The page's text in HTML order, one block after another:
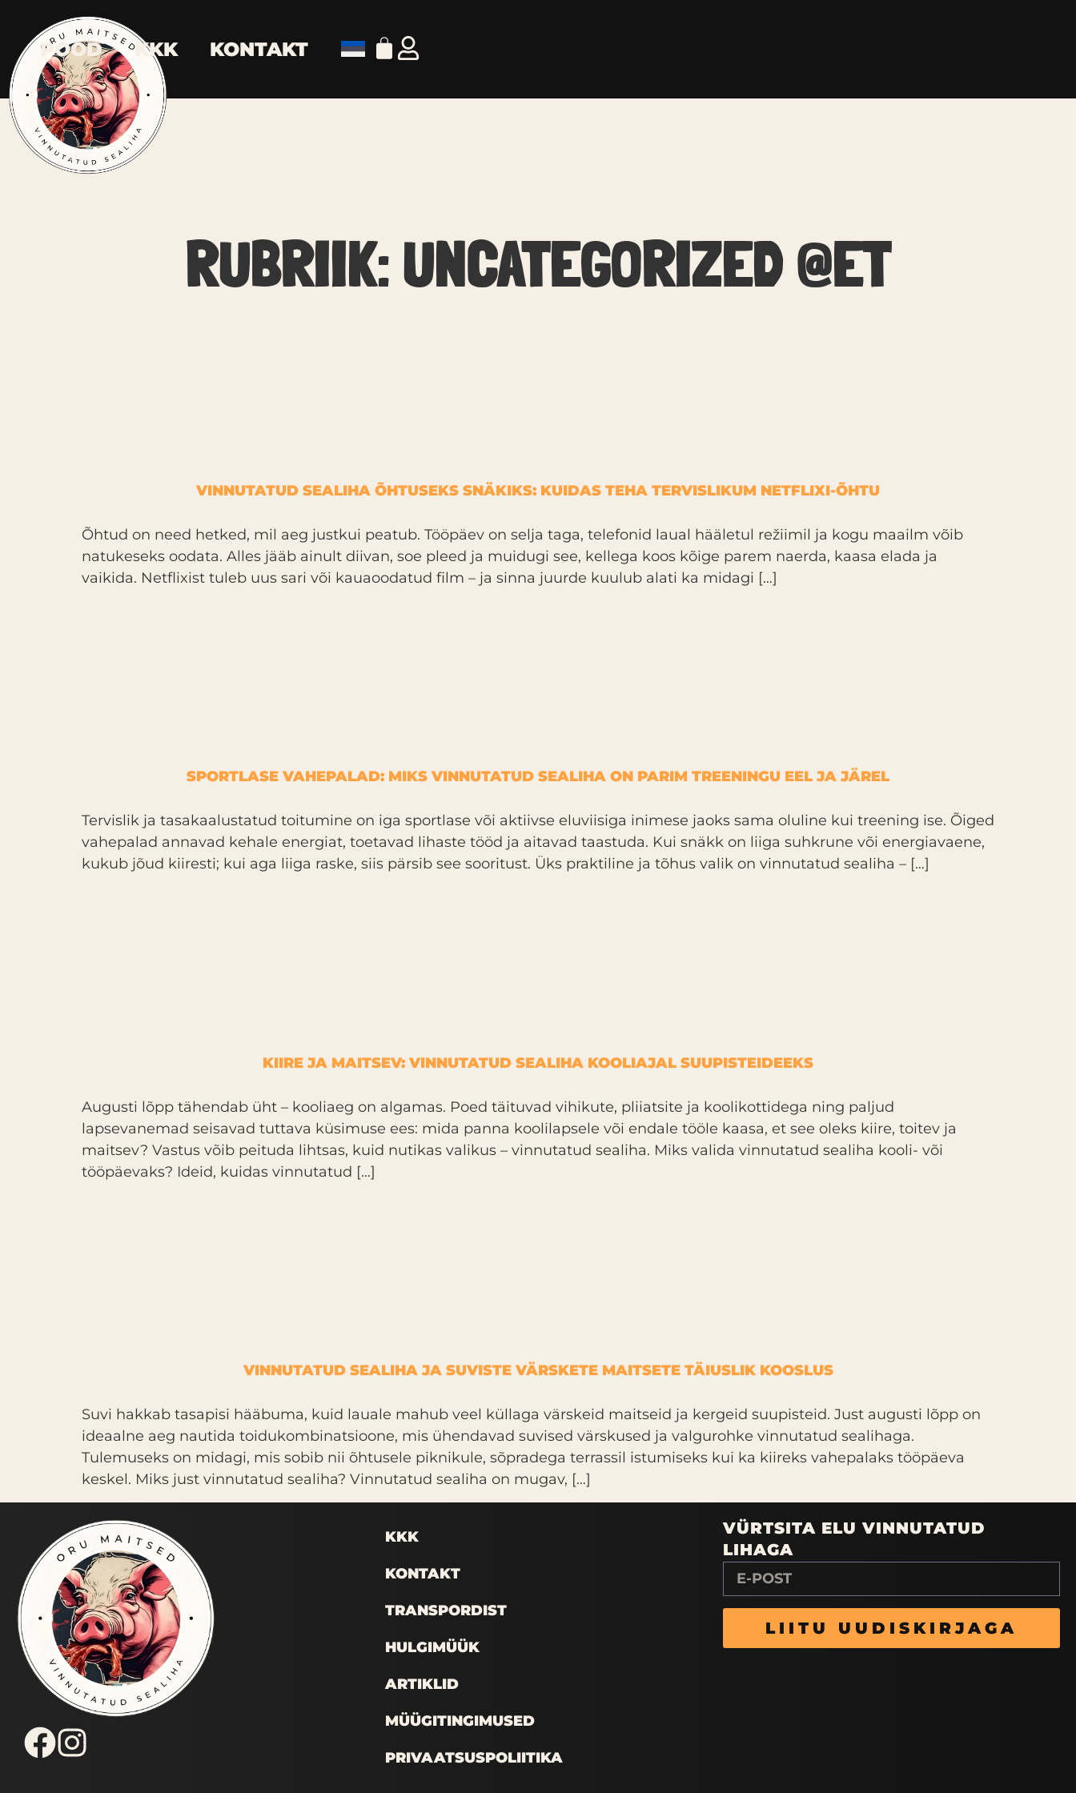
POOD KKK KONTAKT
RUBRIIK:UNCATEGORIZED @ET
VINNUTATUD SEALIHA ÕHTUSEKS SNÄKIKS: KUIDAS TEHA TERVISLIKUM NETFLIXI-ÕHTU
Õhtud on need hetked, mil aeg justkui peatub. Tööpäev on selja taga, telefonid laual hääletul režiimil ja kogu maailm võib
natukeseks oodata. Alles jääb ainult diivan, soe pleed ja muidugi see, kellega koos kõige parem naerda, kaasa elada ja
vaikida. Netflixist tuleb uus sari või kauaoodatud film – ja sinna juurde kuulub alati ka midagi […]
SPORTLASE VAHEPALAD: MIKS VINNUTATUD SEALIHA ON PARIM TREENINGU EEL JA JÄREL
Tervislik ja tasakaalustatud toitumine on iga sportlase või aktiivse eluviisiga inimese jaoks sama oluline kui treening ise. Õiged
vahepalad annavad kehale energiat, toetavad lihaste tööd ja aitavad taastuda. Kui snäkk on liiga suhkrune või energiavaene,
kukub jõud kiiresti; kui aga liiga raske, siis pärsib see sooritust. Üks praktiline ja tõhus valik on vinnutatud sealiha – […]
KIIRE JA MAITSEV: VINNUTATUD SEALIHA KOOLIAJAL SUUPISTEIDEEKS
Augusti lõpp tähendab üht – kooliaeg on algamas. Poed täituvad vihikute, pliiatsite ja koolikottidega ning paljud
lapsevanemad seisavad tuttava küsimuse ees: mida panna koolilapsele või endale tööle kaasa, et see oleks kiire, toitev ja
maitsev? Vastus võib peituda lihtsas, kuid nutikas valikus – vinnutatud sealiha. Miks valida vinnutatud sealiha kooli- või
tööpäevaks? Ideid, kuidas vinnutatud […]
VINNUTATUD SEALIHA JA SUVISTE VÄRSKETE MAITSETE TÄIUSLIK KOOSLUS
Suvi hakkab tasapisi hääbuma, kuid lauale mahub veel küllaga värskeid maitseid ja kergeid suupisteid. Just augusti lõpp on
ideaalne aeg nautida toidukombinatsioone, mis ühendavad suvised värskused ja valgurohke vinnutatud sealihaga.
Tulemuseks on midagi, mis sobib nii õhtusele piknikule, sõpradega terrassil istumiseks kui ka kiireks vahepalaks tööpäeva
keskel. Miks just vinnutatud sealiha? Vinnutatud sealiha on mugav, […]
KKK
KONTAKT
TRANSPORDIST
HULGIMÜÜK
ARTIKLID
MÜÜGITINGIMUSED
PRIVAATSUSPOLIITIKA
VÜRTSITA ELU VINNUTATUD
LIHAGA
LIITU UUDISKIRJAGA